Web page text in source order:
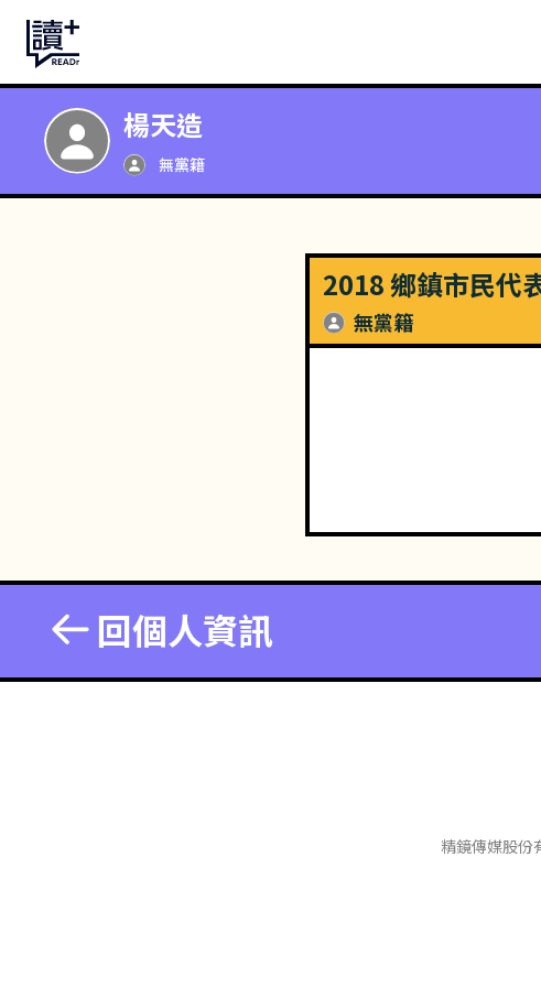
楊天造
無黨籍
2018 鄉鎮市民代
無黨籍
回個人資訊
精鏡傳媒股份